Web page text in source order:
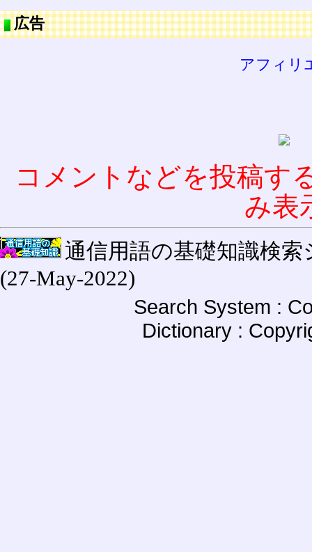
広告
アフィリ
コメントなどを投稿す
み表
通信用語の基礎知識検索
(27-May-2022)
Search System :
Dictionary :